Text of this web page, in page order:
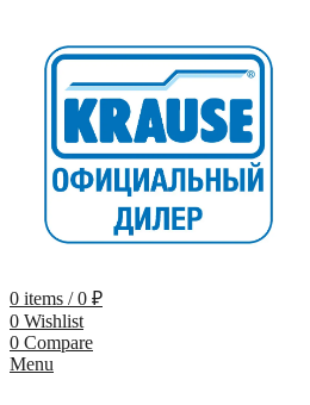
0 items / 0 ₽
0 Wishlist
0 Compare
Menu